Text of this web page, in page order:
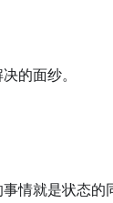
的面纱。
情就是状态的